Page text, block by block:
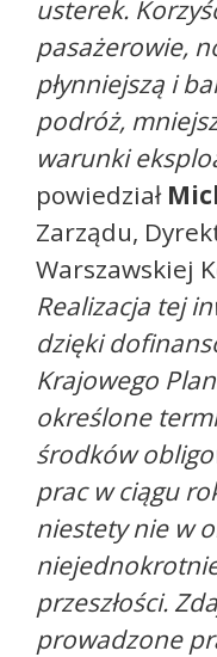
usterek.
pasażerowie,
płynniejszą i
podróż,
warunki
powiedział
Zarządu,
Warszawskiej
Realizacja tej
dzięki
Krajowego
określone
środków
prac w ciągu
niestety nie w
przeszłości.
prowadzone